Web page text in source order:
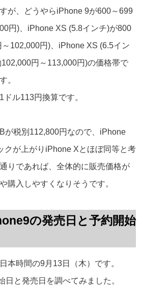
が、どうやらiPhone 9が600～699
円)、iPhone XS (5.8インチ)が800
102,000円)、iPhone XS (6.5イン
円～113,000円)の価格帯で
。
ル113円換算です。
が税別112,800円なので、iPhone
クが上がりiPhone Xとほぼ同等と考
りであれば、全体的に販売価格が
購入しやすくなりそうです。
の発売日と予約開始
本時間の9月13日（木）です。
日と発売日を調べてみました。